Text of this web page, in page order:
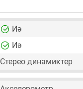
Иә
Иә
Стерео динамиктер